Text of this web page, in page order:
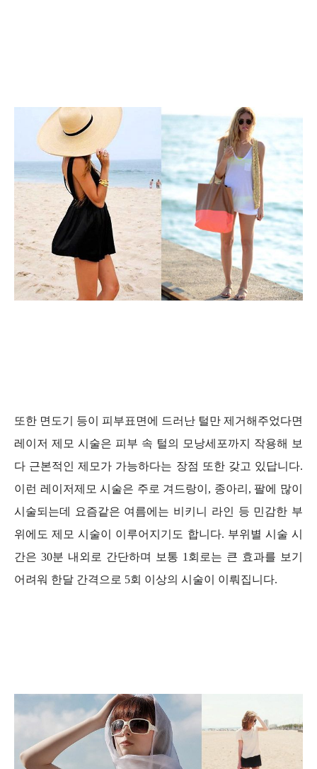
또한 면도기 등이 피부표면에 드러난 털만 제거해주었다면
레이저 제모 시술은 피부 속 털의 모낭세포까지 작용해 보
다 근본적인 제모가 가능하다는 장점 또한 갖고 있답니다.
이런 레이저제모 시술은 주로 겨드랑이, 종아리, 팔에 많이
시술되는데 요즘같은 여름에는 비키니 라인 등 민감한 부
위에도 제모 시술이 이루어지기도 합니다. 부위별 시술 시
간은 30분 내외로 간단하며 보통 1회로는 큰 효과를 보기
어려워 한달 간격으로 5회 이상의 시술이 이뤄집니다.